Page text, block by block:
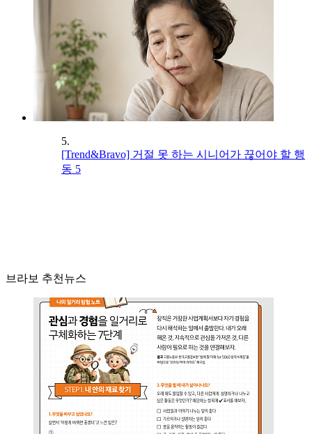
5.
[Trend&Bravo] 거절 못 하는 시니어가 끊어야 할 행
동 5
브라보 추천뉴스